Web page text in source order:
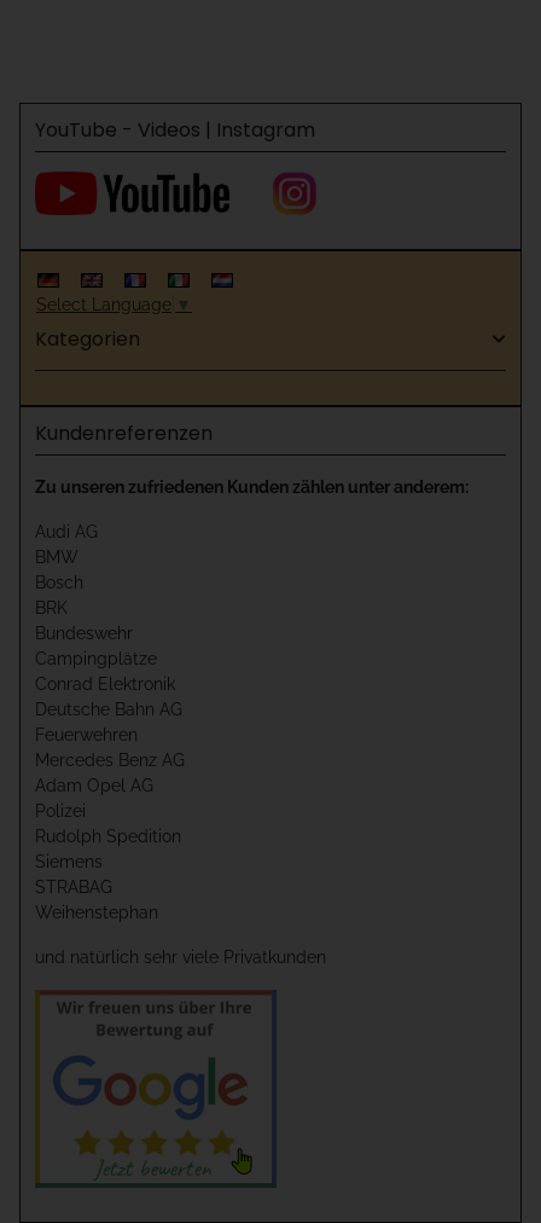
YouTube - Videos | Instagram
Select Language ▼
Kategorien
Kundenreferenzen
Zu unseren zufriedenen Kunden zählen unter anderem:
Audi AG
BMW
Bosch
BRK
Bundeswehr
Campingplätze
Conrad Elektronik
Deutsche Bahn AG
Feuerwehren
Mercedes Benz AG
Adam Opel AG
Polizei
Rudolph Spedition
Siemens
STRABAG
Weihenstephan
und natürlich sehr viele Privatkunden